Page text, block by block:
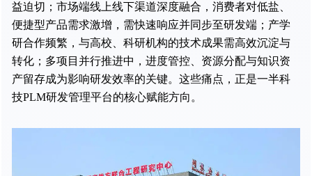
益迫切；市场端线上线下渠道深度融合，消费者对低盐、
便捷型产品需求激增，需快速响应并同步至研发端；产学
研合作频繁，与高校、科研机构的技术成果需高效沉淀与
转化；多项目并行推进中，进度管控、资源分配与知识资
产留存成为影响研发效率的关键。这些痛点，正是一半科
技PLM研发管理平台的核心赋能方向。